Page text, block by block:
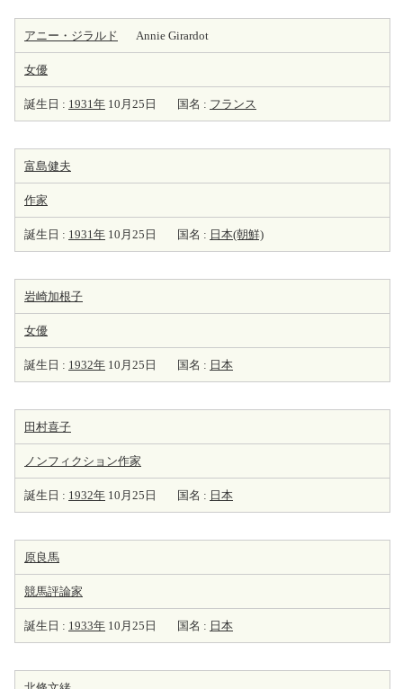
アニー・ジラルド Annie Girardot
女優
誕生日 : 1931年 10月25日 国名 : フランス
富島健夫
作家
誕生日 : 1931年 10月25日 国名 : 日本(朝鮮)
岩崎加根子
女優
誕生日 : 1932年 10月25日 国名 : 日本
田村喜子
ノンフィクション作家
誕生日 : 1932年 10月25日 国名 : 日本
原良馬
競馬評論家
誕生日 : 1933年 10月25日 国名 : 日本